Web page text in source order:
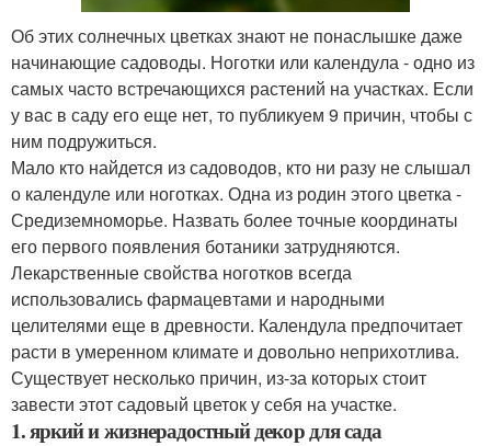
Об этих солнечных цветках знают не понаслышке даже
начинающие садоводы. Ноготки или календула - одно из
самых часто встречающихся растений на участках. Если
у вас в саду его еще нет, то публикуем 9 причин, чтобы с
ним подружиться.
Мало кто найдется из садоводов, кто ни разу не слышал
о календуле или ноготках. Одна из родин этого цветка -
Средиземноморье. Назвать более точные координаты
его первого появления ботаники затрудняются.
Лекарственные свойства ноготков всегда
использовались фармацевтами и народными
целителями еще в древности. Календула предпочитает
расти в умеренном климате и довольно неприхотлива.
Существует несколько причин, из-за которых стоит
завести этот садовый цветок у себя на участке.
1. яркий и жизнерадостный декор для сада